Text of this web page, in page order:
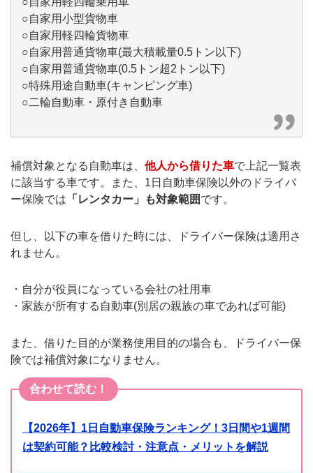
○自家用小型貨物車
○自家用軽四輪貨物車
○自家用普通貨物車(最大積載量0.5トン以下)
○自家用普通貨物車(0.5トン超2トン以下)
○特殊用途自動車(キャンピング車)
○二輪自動車・原付き自動車
補償対象となる自動車は、 他人から借りた車で上記一覧表
に該当する車です。また、1日自動車保険以外のドライバ
ー保険では 「レンタカー」も対象範囲です。
但し、以下の車を借りた時には、ドライバー保険は適用さ
れません。
・自分が役員になっている会社の社用車
・家族が所有する自動車(別居の親族の車であれば可能)
また、借りた目的が業務使用目的の場合も、ドライバー保
険では補償対象になりません。
合わせて読む！
【2026年】1日自動車保険ランキング！3日間や1週間
は契約可能？比較検討・注意点・メリットを解説